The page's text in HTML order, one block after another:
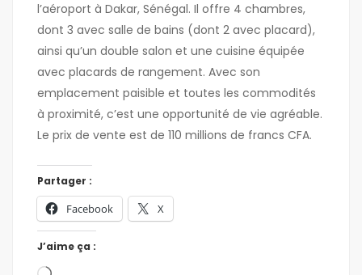
l’aéroport à Dakar, Sénégal. Il offre 4 chambres,
dont 3 avec salle de bains (dont 2 avec placard),
ainsi qu’un double salon et une cuisine équipée
avec placards de rangement. Avec son
emplacement paisible et toutes les commodités
à proximité, c’est une opportunité de vie agréable.
Le prix de vente est de 110 millions de francs CFA.
Partager :
Facebook X
J’aime ça :